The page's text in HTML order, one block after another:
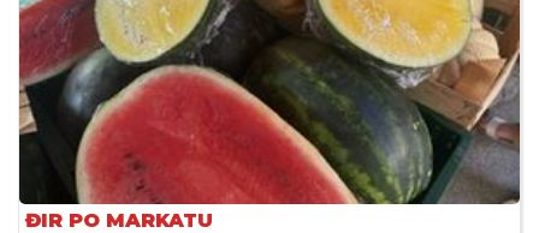
ĐIR PO MARKATU